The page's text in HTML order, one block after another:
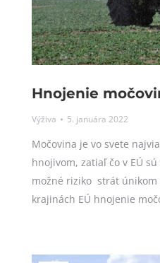
Hnojenie
Výživa 5. januára 2022
Močovina je vo svete
hnojivom, zatiaľ čo v EÚ
možné riziko strát
krajinách EÚ hnojenie